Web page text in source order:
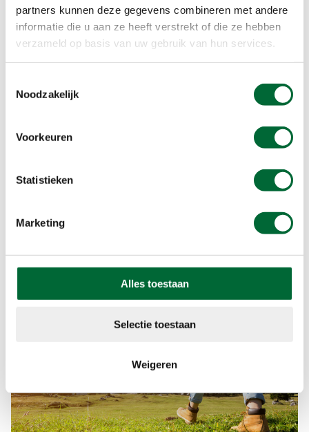
partners kunnen deze gegevens combineren met andere
informatie die u aan ze heeft verstrekt of die ze hebben
verzameld op basis van uw gebruik van hun services.
Noodzakelijk
Voorkeuren
Statistieken
Marketing
Alles toestaan
Selectie toestaan
Weigeren
Bekijk alle wandelschoenen dames
kopen van nieuwe dames
Om de beste dames wandelschoenen te kopen, is
het belangrijk om op een aantal zaken te letten:
Waterdicht